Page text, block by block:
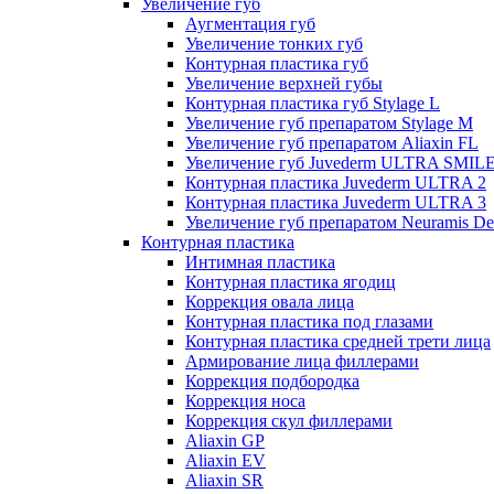
Увеличение губ
Аугментация губ
Увеличение тонких губ
Контурная пластика губ
Увеличение верхней губы
Контурная пластика губ Stylage L
Увеличение губ препаратом Stylage M
Увеличение губ препаратом Aliaxin FL
Увеличение губ Juvederm ULTRA
Контурная пластика Juvederm ULTRA 2
Контурная пластика Juvederm ULTRA 3
Увеличение губ препаратом Neuramis
Контурная пластика
Интимная пластика
Контурная пластика ягодиц
Коррекция овала лица
Контурная пластика под глазами
Контурная пластика средней трети лица
Армирование лица филлерами
Коррекция подбородка
Коррекция носа
Коррекция скул филлерами
Aliaxin GP
Aliaxin EV
Aliaxin SR